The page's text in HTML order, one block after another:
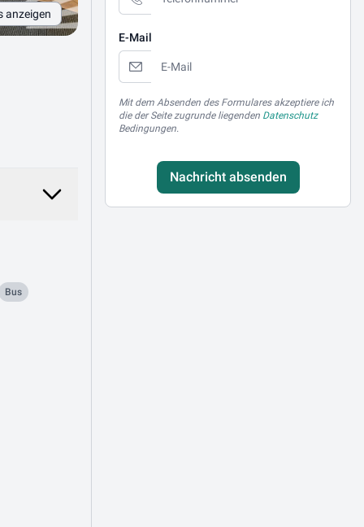
anzeigen
Bus
E-Mail
Mit dem Absenden des Formulares akzeptiere ich
die der Seite zugrunde liegenden Datenschutz
Bedingungen.
Nachricht absenden